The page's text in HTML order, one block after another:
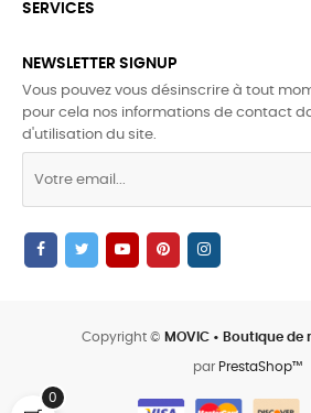
SERVICES
NEWSLETTER SIGNUP
Vous pouvez vous désinscrire à tout
pour cela nos informations de contact
d'utilisation du site.
Copyright © MOVIC • Boutique de
par PrestaShop™
0